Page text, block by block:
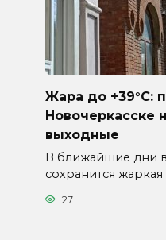
Жара до +39°C:
Новочеркасске
выходные
В ближайшие дни
сохранится жаркая
27